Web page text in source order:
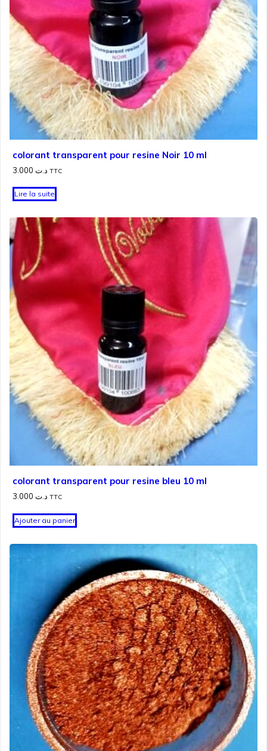
colorant transparent pour resine Noir 10 ml
د.ت TTC
Lire la suite
colorant transparent pour resine bleu 10 ml
د.ت TTC
Ajouter au panier